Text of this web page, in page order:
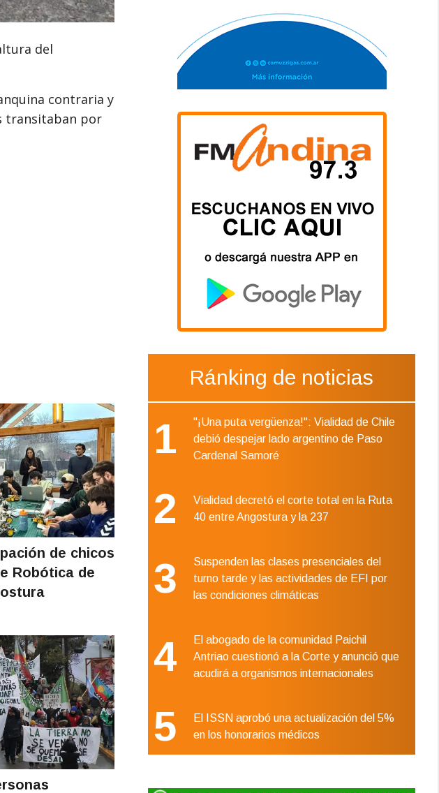
del
contraria y
transitaban por
de chicos
Robótica de
Ránking de noticias
1
"¡Una puta vergüenza!": Vialidad de Chile
debió despejar lado argentino de Paso
Cardenal Samoré
2
Vialidad decretó el corte total en la Ruta
40 entre Angostura y la 237
3
Suspenden las clases presenciales del
turno tarde y las actividades de EFI por
las condiciones climáticas
4
El abogado de la comunidad Paichil
Antriao cuestionó a la Corte y anunció que
acudirá a organismos internacionales
5
El ISSN aprobó una actualización del 5%
en los honorarios médicos